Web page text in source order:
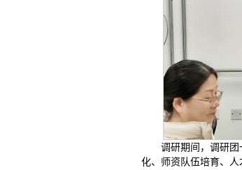
调研期间，调研
化、师资队伍培育、